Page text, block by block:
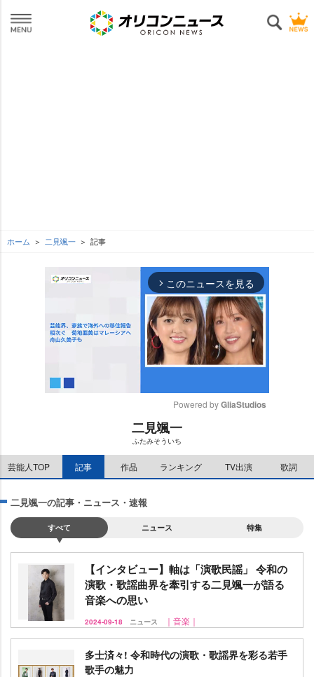
ホーム 二見颯一 記事
arrow_forward_ios このニュースを見る
Powered by GliaStudios
二見颯一
ふたみそういち
芸能人TOP 記事 作品 ランキング TV出演 歌詞
二見颯一の記事・ニュース・速報
すべて ニュース 特集
【インタビュー】軸は「演歌民謡」 令和の
演歌・歌謡曲界を牽引する二見颯一が語る
音楽への思い
2024-09-18 ニュース ｜音楽｜
多士済々! 令和時代の演歌・歌謡界を彩る若手
歌手の魅力